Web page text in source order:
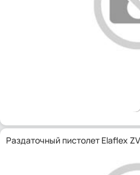
Раздаточный пистолет Elaflex